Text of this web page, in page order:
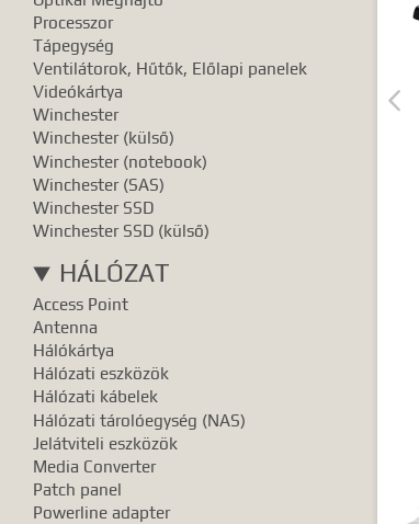
Processzor
Tápegység
Ventilátorok, Hűtők, Előlapi panelek
Videókártya
Winchester
Winchester (külső)
Winchester (notebook)
Winchester (SAS)
Winchester SSD
Winchester SSD (külső)
HÁLÓZAT
Access Point
Antenna
Hálókártya
Hálózati eszközök
Hálózati kábelek
Hálózati tárolóegység (NAS)
Jelátviteli eszközök
Media Converter
Patch panel
Powerline adapter
